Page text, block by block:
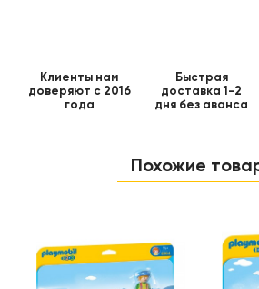
Клиенты нам
доверяют с 2016
года
Быстрая
доставка 1-2
дня без аванса
Похожие